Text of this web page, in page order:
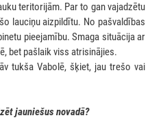
teritorijām. Par to gan vajadzētu
lauciņu aizpildītu. No pašvaldības
pieejamību. Smaga situācija ar
bet pašlaik viss atrisinājies.
tukša Vabolē, šķiet, jau trešo vai
jauniešus novadā?